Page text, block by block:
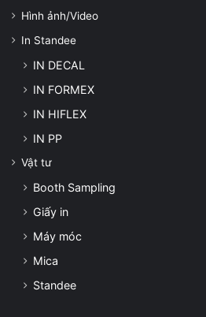
Hình ảnh/Video
In Standee
IN DECAL
IN FORMEX
IN HIFLEX
IN PP
Vật tư
Booth Sampling
Giấy in
Máy móc
Mica
Standee